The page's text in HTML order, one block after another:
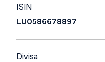
ISIN
LU0586678897
Divisa